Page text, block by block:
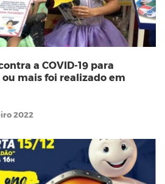
a COVID-19 para
em
2022